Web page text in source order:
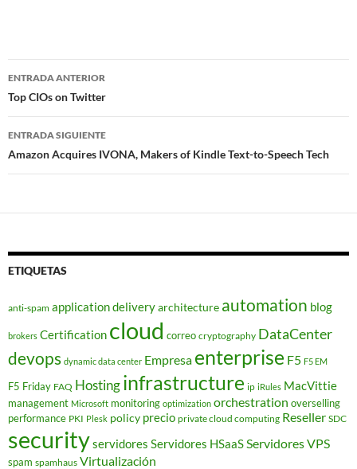
Navegador
de
entradas
ENTRADA ANTERIOR
Top CIOs on Twitter
ENTRADA SIGUIENTE
Amazon Acquires IVONA, Makers of Kindle Text-to-Speech Tech
ETIQUETAS
anti-spam application deliveryarchitecture automation blog
brokers Certification cloud correo cryptography DataCenter
devops dynamic data center Empresa enterprise F5 F5 EM
F5 Friday FAQ Hostinginfrastructure ip iRules MacVittie
management Microsoft monitoring optimization orchestration overselling
performance PKI Plesk policy precio private cloud computing Reseller SDC
securityservidores Servidores HSaaSServidores VPS
spam spamhaus Virtualización